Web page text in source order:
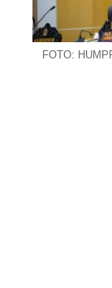
FOTO: